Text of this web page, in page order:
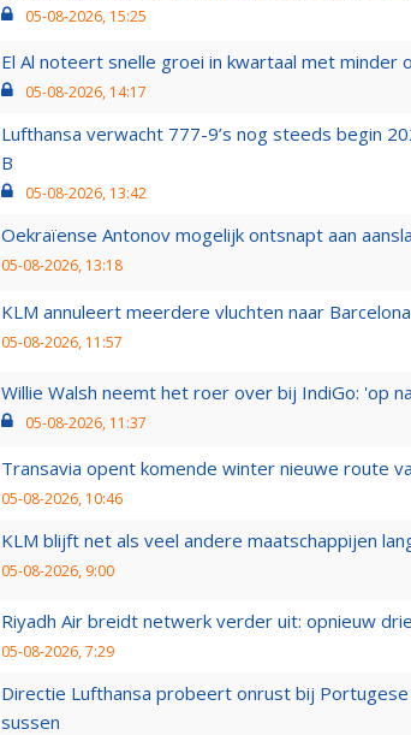
05-08-2026, 15:25
El Al noteert snelle groei in kwartaal met minder
05-08-2026, 14:17
Lufthansa verwacht 777-9’s nog steeds begin
B
05-08-2026, 13:42
Oekraïense Antonov mogelijk ontsnapt aan
05-08-2026, 13:18
KLM annuleert meerdere vluchten naar
05-08-2026, 11:57
Willie Walsh neemt het roer over bij IndiGo: 'op
05-08-2026, 11:37
Transavia opent komende winter nieuwe route
05-08-2026, 10:46
KLM blijft net als veel andere maatschappijen
05-08-2026, 9:00
Riyadh Air breidt netwerk verder uit: opnieuw
05-08-2026, 7:29
Directie Lufthansa probeert onrust bij
sussen